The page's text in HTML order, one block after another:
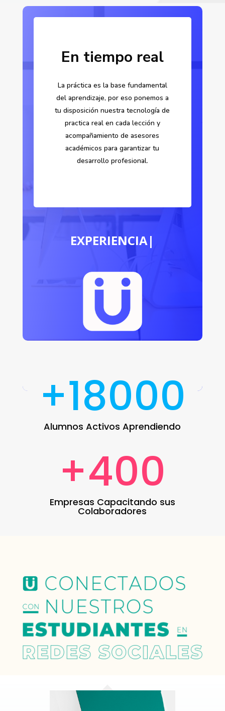
En tiempo real
La práctica es la base fundamental
del aprendizaje, por eso ponemos a
tu disposición nuestra tecnología de
practica real en cada lección y
acompañamiento de asesores
académicos para garantizar tu
desarrollo profesional.
CALID|
+18000
Alumnos Activos Aprendiendo
+400
Empresas Capacitando sus
Colaboradores